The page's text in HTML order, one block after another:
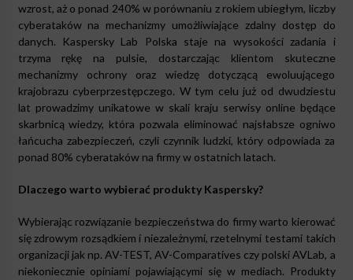
wzrost, aż o ponad 240% w porównaniu z rokiem ubiegłym, liczby
cyberataków na mechanizmy umożliwiające zdalny dostęp do
danych. Kaspersky Lab Polska staje na wysokości zadania i
trzyma rękę na pulsie, dostarczając klientom skuteczne
mechanizmy ochrony oraz wiedzę dotyczącą ewoluującego
krajobrazu cyberprzestępczego. W tym celu już od dwudziestu
lat prowadzimy unikatowe w skali kraju serwisy online będące
skarbnicą wiedzy, która pozwala eliminować najsłabsze ogniwo
łańcucha zabezpieczeń, czyli czynnik ludzki, który odpowiada za
ponad 80% cyberataków na firmy w ostatnich latach.
Dlaczego warto wybierać produkty Kaspersky?
Wybierając rozwiązanie bezpieczeństwa do firmy warto kierować
się zdrowym rozsądkiem i niezależnymi, rzetelnymi testami takich
organizacji jak np. AV-TEST, AV-Comparatives czy polski AVLab, a
niekoniecznie opiniami pojawiającymi się w mediach. Produkty